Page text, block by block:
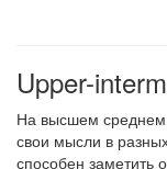
Upper-
На высшем среднем
свои мысли в
способен заметить